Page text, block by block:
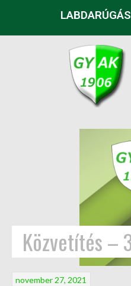
Közvetítés –
november 27, 2021